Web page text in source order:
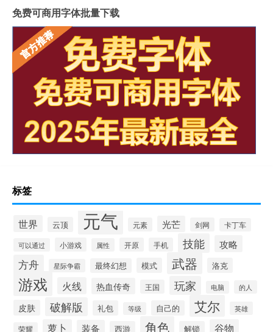
免费可商用字体批量下载
标签
世界 云顶 元气 元素 光芒 剑网 卡丁车
可以通过 小游戏 属性 开原 手机 技能 攻略
方舟 星际争霸 最终幻想 模式 武器 洛克
游戏 火线 热血传奇 王国 玩家 电脑 的人
皮肤 破解版 礼包 等级 自己的 艾尔 英雄
荣耀 萝卜 装备 西游 角色 解锁 谷物